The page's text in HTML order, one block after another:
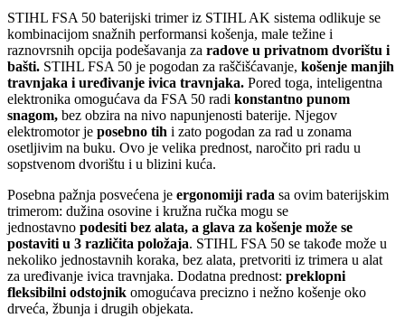
STIHL FSA 50 baterijski trimer iz STIHL AK sistema odlikuje se
kombinacijom snažnih performansi košenja, male težine i
raznovrsnih opcija podešavanja za radove u privatnom dvorištu i
bašti. STIHL FSA 50 je pogodan za raščišćavanje, košenje manjih
travnjaka i uređivanje ivica travnjaka. Pored toga, inteligentna
elektronika omogućava da FSA 50 radi konstantno punom
snagom, bez obzira na nivo napunjenosti baterije. Njegov
elektromotor je posebno tih i zato pogodan za rad u zonama
osetljivim na buku. Ovo je velika prednost, naročito pri radu u
sopstvenom dvorištu i u blizini kuća.
Posebna pažnja posvećena je ergonomiji rada sa ovim baterijskim
trimerom: dužina osovine i kružna ručka mogu se
jednostavno podesiti bez alata, a glava za košenje može se
postaviti u 3 različita položaja. STIHL FSA 50 se takođe može u
nekoliko jednostavnih koraka, bez alata, pretvoriti iz trimera u alat
za uređivanje ivica travnjaka. Dodatna prednost: preklopni
fleksibilni odstojnik omogućava precizno i nežno košenje oko
drveća, žbunja i drugih objekata.